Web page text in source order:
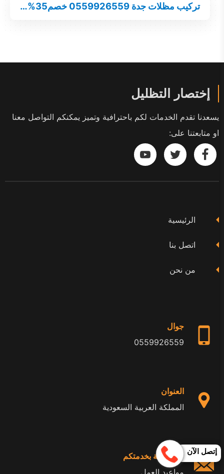
تركيب مظلات جدة 0559926559 خصم35%…
إختصار التظليل
يسعدنا تقدم الخدمات لكم باحترافية وتميز يمكنكم التواصل معنا
او متابعتنا على:
تابعنا
فيسبوك
تابعنا تابعنا
الرئيسية
اتصل بنا
من نحن
جوال
0559926559
العنوان
المملكة العربية السعودية
24 ساعة بخدمتكم
مواعيد العمل
إتصل الآن